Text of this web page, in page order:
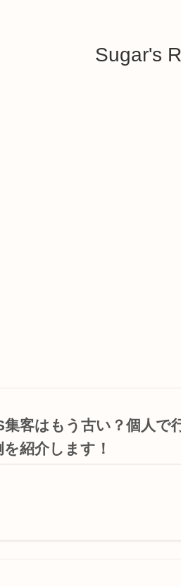
Sugar's
集客はもう古い？個人で
を紹介します！